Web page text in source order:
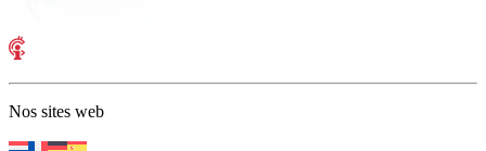
Nos sites web